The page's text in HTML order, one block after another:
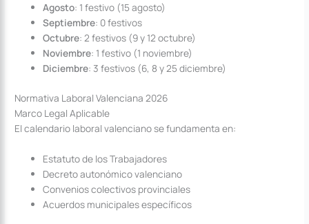
Agosto: 1 festivo (15 agosto)
Septiembre: 0 festivos
Octubre: 2 festivos (9 y 12 octubre)
Noviembre: 1 festivo (1 noviembre)
Diciembre: 3 festivos (6, 8 y 25 diciembre)
Normativa Laboral Valenciana 2026
Marco Legal Aplicable
El calendario laboral valenciano se fundamenta en:
Estatuto de los Trabajadores
Decreto autonómico valenciano
Convenios colectivos provinciales
Acuerdos municipales específicos